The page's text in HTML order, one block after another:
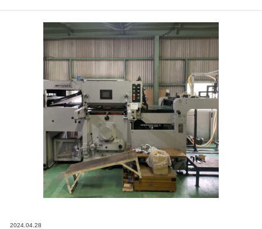
2024.04.28